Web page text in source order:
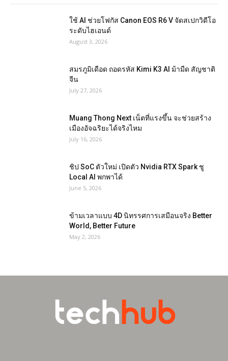
ใช้ AI ช่วยโฟกัส Canon EOS R6 V จัดสเปกวิดีโอ
ระดับไฮเอนด์
August 3, 2026
สมรภูมิเดือด ถอดรหัส Kimi K3 AI ม้ามืด สัญชาติ
จีน
July 27, 2026
Muang Thong Next เน็ตที่แรงขึ้น จะช่วยสร้าง
เมืองอัจฉริยะได้จริงไหม
July 16, 2026
ชิป SoC ตัวใหม่ เปิดตัว Nvidia RTX Spark ชู
Local AI พกพาได้
June 5, 2026
ข้ามเวลาแบบ 4D นิทรรศการเสมือนจริง Better
World, Better Future
May 2, 2026